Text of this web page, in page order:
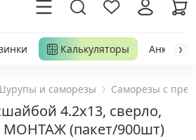
Калькуляторы Анкер-
и саморезы Саморезы с
4.2x13, сверло,
МОНТАЖ (пакет/900шт)